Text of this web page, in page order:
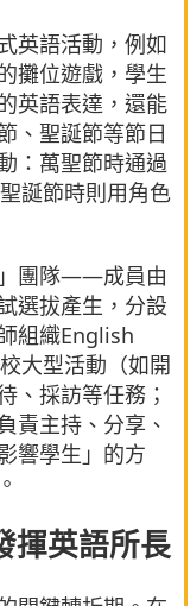
英語活動，例如
攤位遊戲，學生
英語表達，還能
、聖誕節等節日
：萬聖節時通過
誕節時則用角色
團隊——成員由
選拔產生，分設
組織English
大型活動（如開
、採訪等任務；
責主持、分享、
響學生」的方
英語所長